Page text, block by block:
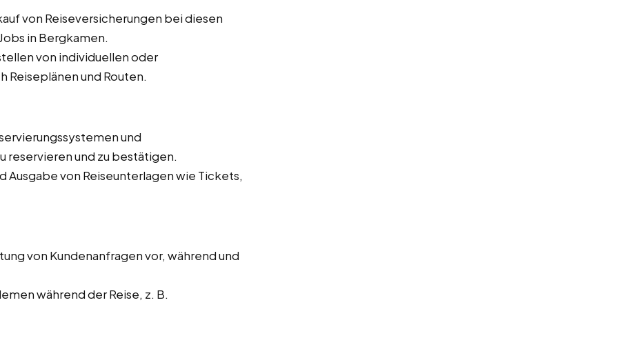
von Reiseversicherungen bei diesen
in Bergkamen.
von individuellen oder
und Routen.
und
reservieren und zu bestätigen.
Ausgabe von Reiseunterlagen wie Tickets,
von Kundenanfragen vor, während und
während der Reise, z. B.